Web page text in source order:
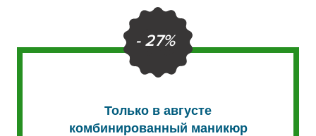
- 27%
Только в августе
комбинированный маникюр